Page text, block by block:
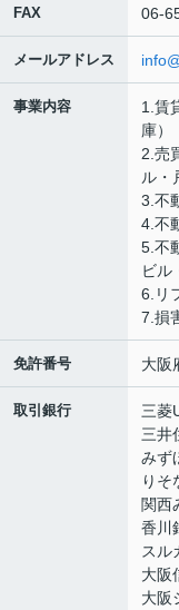
FAX 06-
メールアドレス
事業内容
1.賃
庫）
2.売
ル・
3.不
4.不
5.不
ビル
6.リ
7.損
免許番号 大阪
取引銀行
三菱
三井
みず
りそ
関西
香川
スル
大阪
大阪